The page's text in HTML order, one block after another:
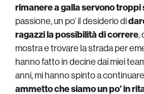
rimanere a galla servono troppi
passione, un po’ il desiderio di
ragazzi la possibilità di correre,
mostra e trovare la strada per
hanno fatto in decine dai miei
anni, mi hanno spinto a
ammetto che siamo un po’ in